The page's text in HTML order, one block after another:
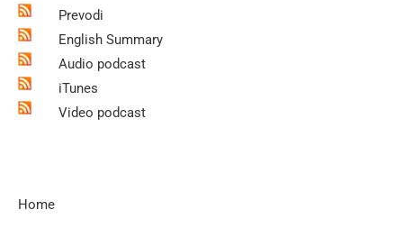
Prevodi
English Summary
Audio podcast
iTunes
Video podcast
Home